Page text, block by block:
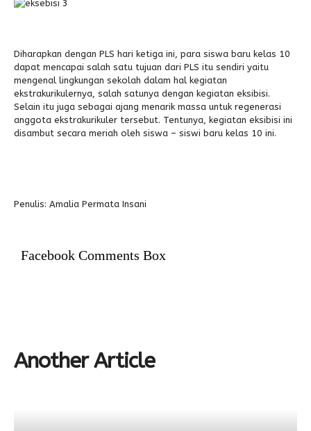
Diharapkan dengan PLS hari ketiga ini, para siswa baru kelas 10
dapat mencapai salah satu tujuan dari PLS itu sendiri yaitu
mengenal lingkungan sekolah dalam hal kegiatan
ekstrakurikulernya, salah satunya dengan kegiatan eksibisi.
Selain itu juga sebagai ajang menarik massa untuk regenerasi
anggota ekstrakurikuler tersebut. Tentunya, kegiatan eksibisi ini
disambut secara meriah oleh siswa – siswi baru kelas 10 ini.
Penulis: Amalia Permata Insani
Facebook Comments Box
Another Article